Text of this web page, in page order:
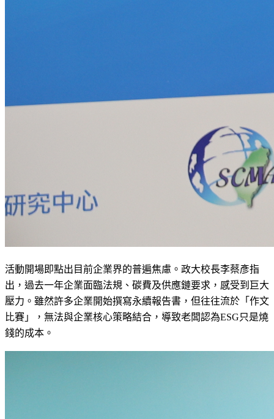
活動開場即點出目前企業界的普遍焦慮。政大校長李蔡彥指
出，過去一年企業面臨法規、碳費及供應鏈要求，感受到巨大
壓力。雖然許多企業開始撰寫永續報告書，但往往流於「作文
比賽」，無法與企業核心策略結合，導致老闆認為ESG只是燒
錢的成本。